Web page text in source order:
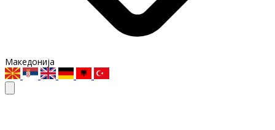
Македонија